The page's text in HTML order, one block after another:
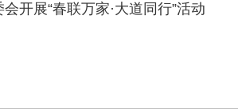
开展“春联万家·大道同行”活动